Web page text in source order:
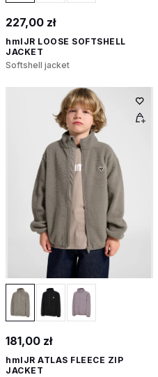
227,00 zł
hmlJR LOOSE SOFTSHELL
JACKET
Softshell jacket
181,00 zł
hmlJR ATLAS FLEECE ZIP
JACKET